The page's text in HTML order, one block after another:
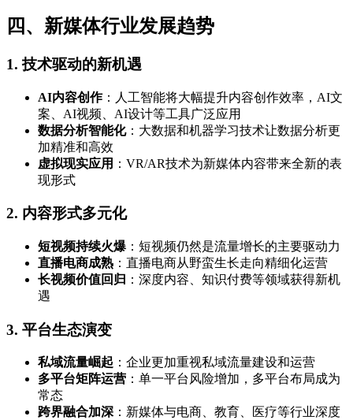
四、新媒体行业发展趋势
1. 技术驱动的新机遇
AI内容创作：人工智能将大幅提升内容创作效率，AI文
案、AI视频、AI设计等工具广泛应用
数据分析智能化：大数据和机器学习技术让数据分析更
加精准和高效
虚拟现实应用 ：VR/AR技术为新媒体内容带来全新的表
现形式
2. 内容形式多元化
短视频持续火爆 ：短视频仍然是流量增长的主要驱动力
直播电商成熟 ：直播电商从野蛮生长走向精细化运营
长视频价值回归 ：深度内容、知识付费等领域获得新机
遇
3. 平台生态演变
私域流量崛起 ：企业更加重视私域流量建设和运营
多平台矩阵运营 ：单一平台风险增加，多平台布局成为
常态
跨界融合加深 ：新媒体与电商、教育、医疗等行业深度